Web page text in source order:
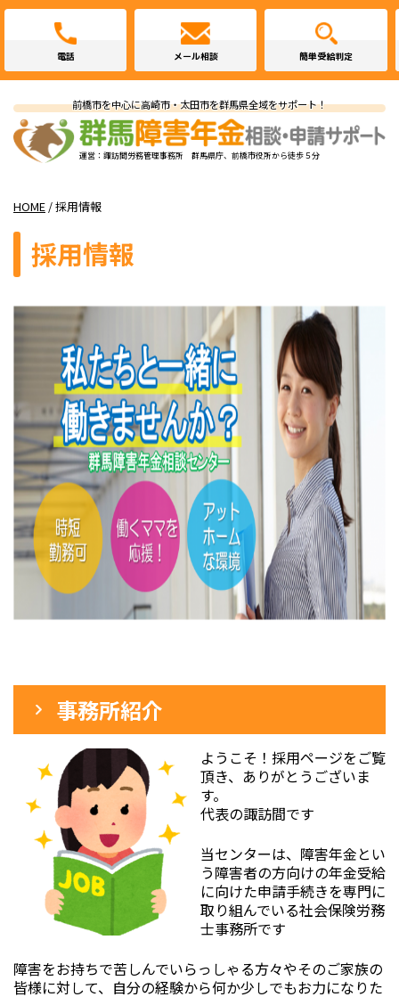
電話 メール相談 簡単受給判定
前橋市を中心に高崎市・太田市を群馬県全域をサポート！
運営：諏訪間労務管理事務所 群馬県庁、前橋市役所から徒歩５分
HOME /採用情報
採用情報
事務所紹介
ようこそ！採用ページをご覧
頂き、ありがとうございま
す。
代表の諏訪間です
当センターは、障害年金とい
う障害者の方向けの年金受給
に向けた申請手続きを専門に
取り組んでいる社会保険労務
士事務所です
障害をお持ちで苦しんでいらっしゃる方々やそのご家族の
皆様に対して、自分の経験から何か少しでもお力になりた